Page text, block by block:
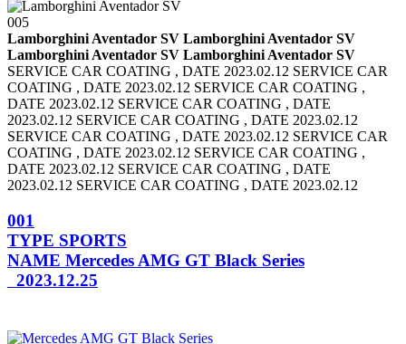
005
Lamborghini Aventador SV Lamborghini Aventador SV
Lamborghini Aventador SV Lamborghini Aventador SV
SERVICE CAR COATING , DATE 2023.02.12 SERVICE CAR
COATING , DATE 2023.02.12 SERVICE CAR COATING ,
DATE 2023.02.12 SERVICE CAR COATING , DATE
2023.02.12 SERVICE CAR COATING , DATE 2023.02.12
SERVICE CAR COATING , DATE 2023.02.12 SERVICE CAR
COATING , DATE 2023.02.12 SERVICE CAR COATING ,
DATE 2023.02.12 SERVICE CAR COATING , DATE
2023.02.12 SERVICE CAR COATING , DATE 2023.02.12
001
TYPE SPORTS
NAME Mercedes AMG GT Black Series
2023.12.25